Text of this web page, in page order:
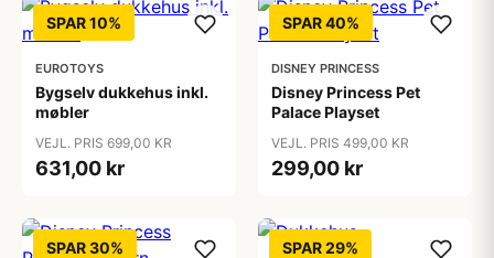
SPAR 10%
EUROTOYS
Bygselv dukkehus inkl.
møbler
VEJL. PRIS 699,00 KR
631,00 kr
SPAR 40%
DISNEY PRINCESS
Disney Princess Pet
Palace Playset
VEJL. PRIS 499,00 KR
299,00 kr
SPAR 30% SPAR 29%